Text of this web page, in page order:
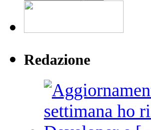
Redazione